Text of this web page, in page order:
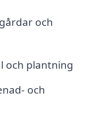
och
och plantning
och